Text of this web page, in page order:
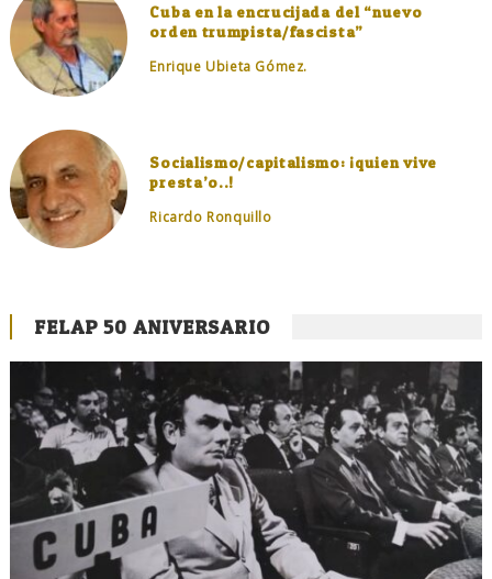
Cuba en la encrucijada del “nuevo
orden trumpista/fascista”
Enrique Ubieta Gómez.
Socialismo/capitalismo: ¡quien vive
presta’o..!
Ricardo Ronquillo
FELAP 50 ANIVERSARIO